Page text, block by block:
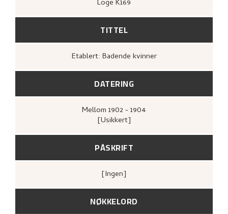
Loge K169
TITTEL
Etablert: Badende kvinner
DATERING
Mellom 1902 - 1904
[Usikkert]
PÅSKRIFT
[ingen]
NØKKELORD